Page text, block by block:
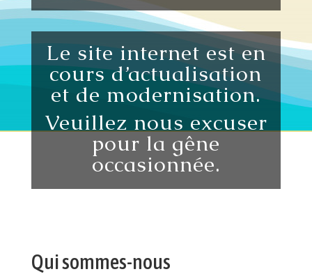
Le site internet est en
cours d’actualisation
et de modernisation.
Veuillez nous excuser
pour la gêne
occasionnée.
Qui sommes-nous